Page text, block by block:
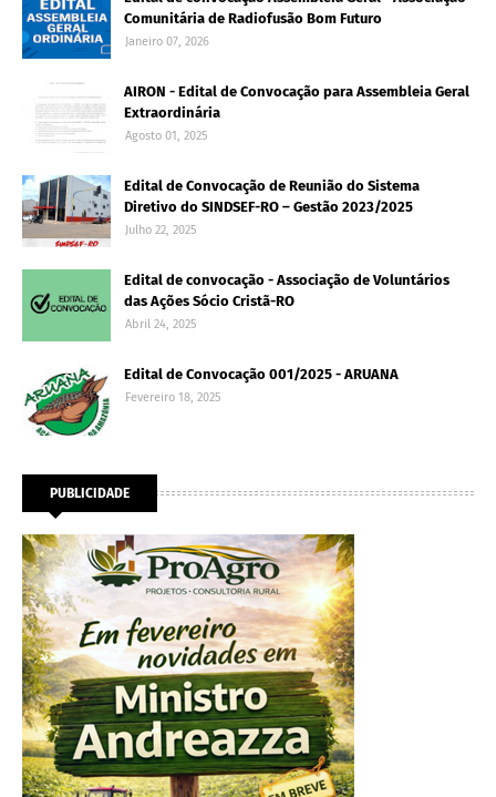
Comunitária de Radiofusão Bom Futuro
Janeiro 07, 2026
AIRON - Edital de Convocação para Assembleia Geral
Extraordinária
Agosto 01, 2025
Edital de Convocação de Reunião do Sistema
Diretivo do SINDSEF-RO – Gestão 2023/2025
Julho 22, 2025
Edital de convocação - Associação de Voluntários
das Ações Sócio Cristã-RO
Abril 24, 2025
Edital de Convocação 001/2025 - ARUANA
Fevereiro 18, 2025
PUBLICIDADE